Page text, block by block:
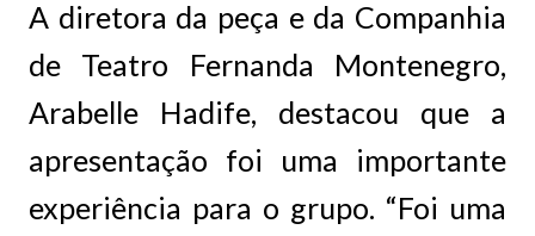
A diretora da peça e da Companhia
de Teatro Fernanda Montenegro,
Arabelle Hadife, destacou que a
apresentação foi uma importante
experiência para o grupo. “Foi uma